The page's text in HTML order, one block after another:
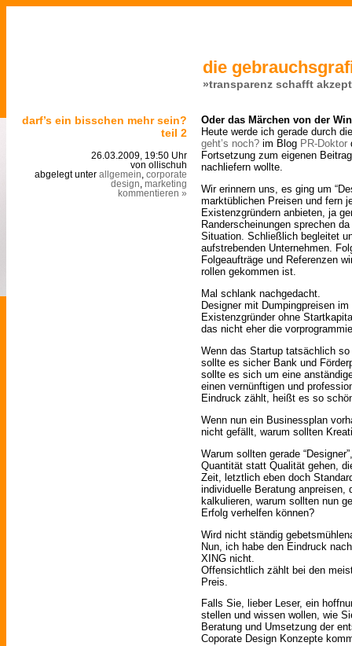
die
»transparenz schafft
darf’s ein bisschen mehr sein?
teil 2
26.03.2009, 19:50 Uhr
von ollischuh
abgelegt unter allgemein corporate
design marketing
kommentieren »
Oder das Märchen von der
Heute werde ich gerade durch
geht’s noch? im Blog PR-Doktor
Fortsetzung zum eigenen
nachliefern wollte.
Wir erinnern uns, es ging um
marktüblichen Preisen und fern
Existenzgründern anbieten, ja
Randerscheinungen sprechen
Situation. Schließlich begleitet
aufstrebenden Unternehmen.
Folgeaufträge und Referenzen
rollen gekommen ist.
Mal schlank nachgedacht.
Designer mit Dumpingpreisen
Existenzgründer ohne
das nicht eher die
Wenn das Startup tatsächlich
sollte es sicher Bank und
sollte es sich um eine
einen vernünftigen und
Eindruck zählt, heißt es so
Wenn nun ein Businessplan
nicht gefällt, warum sollten
Warum sollten gerade
Quantität statt Qualität gehen,
Zeit, letztlich eben doch
individuelle Beratung anpreisen,
kalkulieren, warum sollten nun
Erfolg verhelfen können?
Wird nicht ständig
Nun, ich habe den Eindruck
XING nicht.
Offensichtlich zählt bei den
Preis.
Falls Sie, lieber Leser, ein
stellen und wissen wollen, wie
Beratung und Umsetzung der
Coporate Design Konzepte